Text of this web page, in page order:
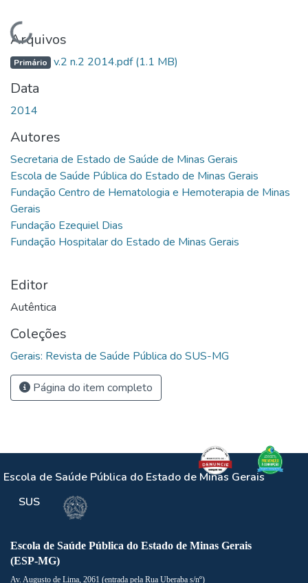
Carregando...
Arquivos
Primário v.2 n.2 2014.pdf(1.1 MB)
Data
2014
Autores
Secretaria de Estado de Saúde de Minas Gerais
Escola de Saúde Pública do Estado de Minas Gerais
Fundação Centro de Hematologia e Hemoterapia de Minas
Gerais
Fundação Ezequiel Dias
Fundação Hospitalar do Estado de Minas Gerais
Editor
Autêntica
Coleções
Gerais: Revista de Saúde Pública do SUS-MG
Página do item completo
Escola de Saúde Pública do Estado de Minas Gerais
SUS
Escola de Saúde Pública do Estado de Minas Gerais
(ESP-MG)
Av. Augusto de Lima, 2061 (entrada pela Rua Uberaba s/nº)